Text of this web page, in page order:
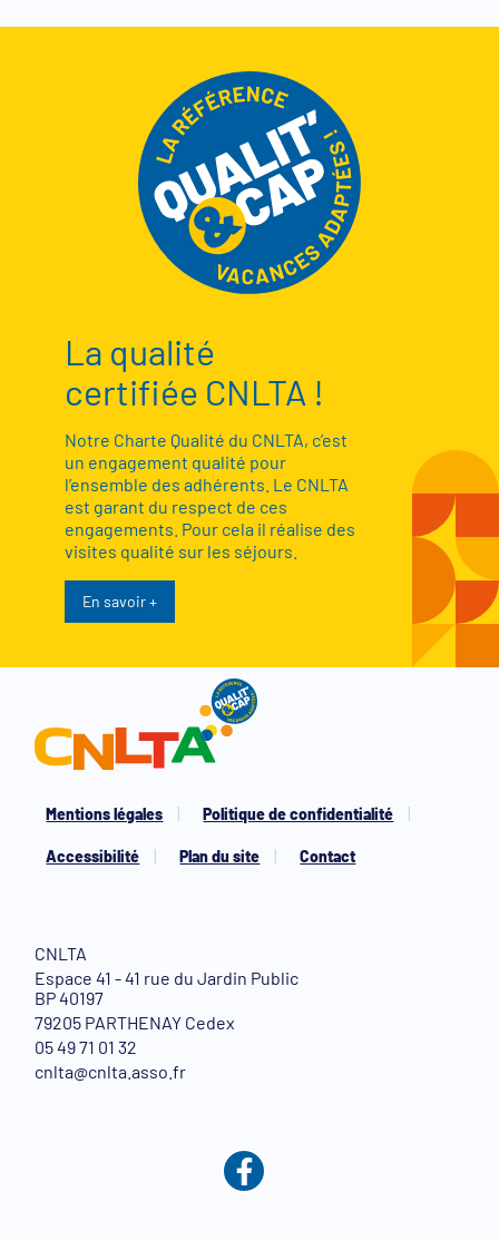
La qualité
certifiée CNLTA !
Notre Charte Qualité du CNLTA, c’est
un engagement qualité pour
l’ensemble des adhérents. Le CNLTA
est garant du respect de ces
engagements. Pour cela il réalise des
visites qualité sur les séjours.
En savoir +
Mentions légales Politique de confidentialité
Accessibilité Plan du site Contact
CNLTA
Espace 41 - 41 rue du Jardin Public
BP 40197
79205 PARTHENAY Cedex
05 49 71 01 32
cnlta@cnlta.asso.fr
Facebook